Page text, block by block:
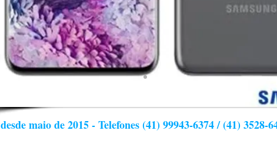
desde maio de 2015 - Telefones (41) 99943-6374 / (41) 3528-